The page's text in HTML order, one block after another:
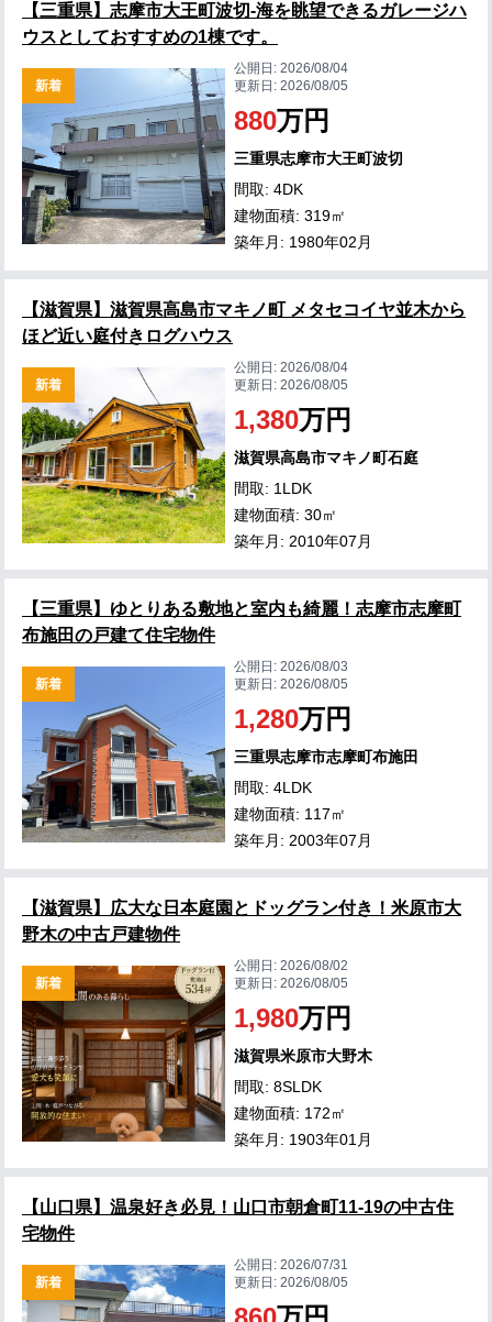
【三重県】志摩市大王町波切-海を眺望できるガレージハ
ウスとしておすすめの1棟です。
新着
公開日:2026/08/04
更新日:2026/08/05
880万円
三重県志摩市大王町波切
間取: 4DK
建物面積: 319㎡
築年月: 1980年02月
【滋賀県】滋賀県高島市マキノ町 メタセコイヤ並木から
ほど近い庭付きログハウス
新着
公開日:2026/08/04
更新日:2026/08/05
1,380万円
滋賀県高島市マキノ町石庭
間取: 1LDK
建物面積: 30㎡
築年月: 2010年07月
【三重県】ゆとりある敷地と室内も綺麗！志摩市志摩町
布施田の戸建て住宅物件
新着
公開日:2026/08/03
更新日:2026/08/05
1,280万円
三重県志摩市志摩町布施田
間取: 4LDK
建物面積: 117㎡
築年月: 2003年07月
【滋賀県】広大な日本庭園とドッグラン付き！米原市大
野木の中古戸建物件
新着
公開日:2026/08/02
更新日:2026/08/05
1,980万円
滋賀県米原市大野木
間取: 8SLDK
建物面積: 172㎡
築年月: 1903年01月
【山口県】温泉好き必見！山口市朝倉町11-19の中古住
宅物件
新着
公開日:2026/07/31
更新日:2026/08/05